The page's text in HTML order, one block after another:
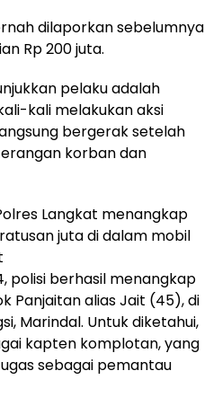
dilaporkan sebelumnya
Rp 200 juta.
pelaku adalah
kali melakukan aksi
bergerak setelah
korban dan
Langkat menangkap
juta di dalam mobil
polisi berhasil menangkap
Panjaitan alias Jait (45), di
Marindal. Untuk diketahui,
kapten komplotan, yang
sebagai pemantau